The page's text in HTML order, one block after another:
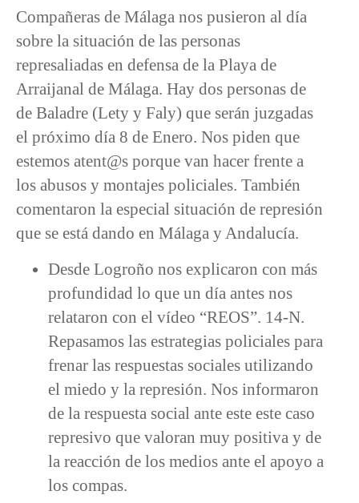
Compañeras de Málaga nos pusieron al día
sobre la situación de las personas
represaliadas en defensa de la Playa de
Arraijanal de Málaga. Hay dos personas de
de Baladre (Lety y Faly) que serán juzgadas
el próximo día 8 de Enero. Nos piden que
estemos atent@s porque van hacer frente a
los abusos y montajes policiales. También
comentaron la especial situación de represión
que se está dando en Málaga y Andalucía.
Desde Logroño nos explicaron con más
profundidad lo que un día antes nos
relataron con el vídeo “REOS”. 14-N.
Repasamos las estrategias policiales para
frenar las respuestas sociales utilizando
el miedo y la represión. Nos informaron
de la respuesta social ante este este caso
represivo que valoran muy positiva y de
la reacción de los medios ante el apoyo a
los compas.